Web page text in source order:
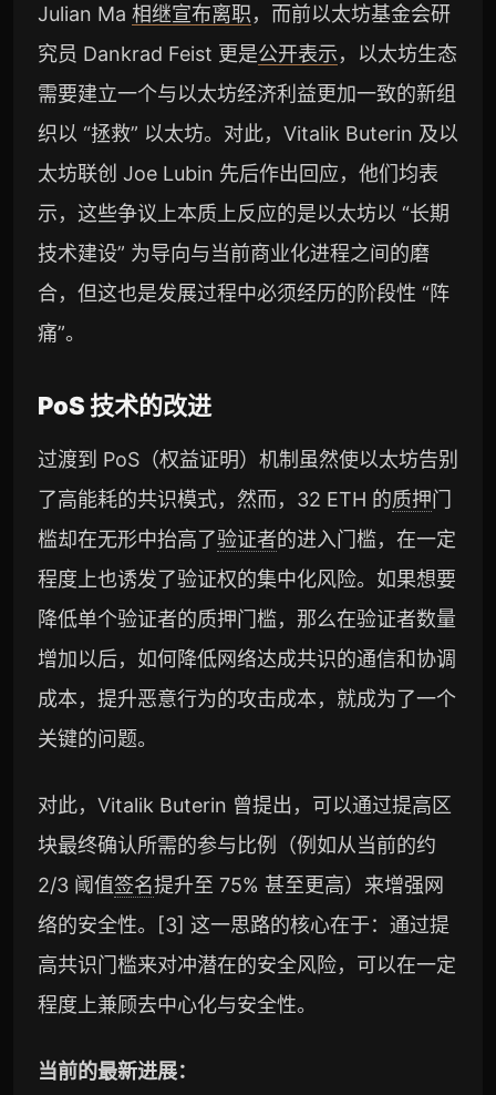
Julian Ma 相继宣布离职，而前以太坊基金会研
究员 Dankrad Feist 更是公开表示，以太坊生态
需要建立一个与以太坊经济利益更加一致的新组
织以 “拯救” 以太坊。对此，Vitalik Buterin 及以
太坊联创 Joe Lubin 先后作出回应，他们均表
示，这些争议上本质上反应的是以太坊以 “长期
技术建设” 为导向与当前商业化进程之间的磨
合，但这也是发展过程中必须经历的阶段性 “阵
痛”。
PoS 技术的改进
过渡到 PoS（权益证明）机制虽然使以太坊告别
了高能耗的共识模式，然而，32 ETH 的质押门
槛却在无形中抬高了验证者的进入门槛，在一定
程度上也诱发了验证权的集中化风险。如果想要
降低单个验证者的质押门槛，那么在验证者数量
增加以后，如何降低网络达成共识的通信和协调
成本，提升恶意行为的攻击成本，就成为了一个
关键的问题。
对此，Vitalik Buterin 曾提出，可以通过提高区
块最终确认所需的参与比例（例如从当前的约
2/3 阈值签名提升至 75% 甚至更高）来增强网
络的安全性。[3] 这一思路的核心在于：通过提
高共识门槛来对冲潜在的安全风险，可以在一定
程度上兼顾去中心化与安全性。
当前的最新进展：